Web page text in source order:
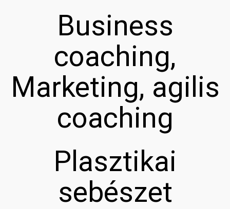
Business
coaching,
Marketing, agilis
coaching
Plasztikai
sebészet